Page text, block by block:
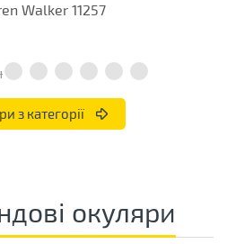
Walker 11257
з категорії
окуляри